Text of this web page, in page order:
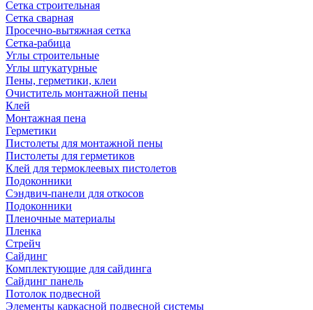
Сетка строительная
Сетка сварная
Просечно-вытяжная сетка
Сетка-рабица
Углы строительные
Углы штукатурные
Пены, герметики, клеи
Очиститель монтажной пены
Клей
Монтажная пена
Герметики
Пистолеты для монтажной пены
Пистолеты для герметиков
Клей для термоклеевых пистолетов
Подоконники
Сэндвич-панели для откосов
Подоконники
Пленочные материалы
Пленка
Стрейч
Сайдинг
Комплектующие для сайдинга
Сайдинг панель
Потолок подвесной
Элементы каркасной подвесной системы